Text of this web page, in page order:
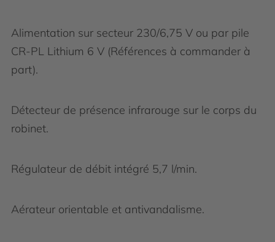
Alimentation sur secteur 230/6,75 V ou par pile
CR-PL Lithium 6 V (Références à commander à
part).
Détecteur de présence infrarouge sur le corps du
robinet.
Régulateur de débit intégré 5,7 l/min.
Aérateur orientable et antivandalisme.